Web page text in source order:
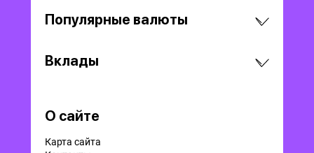
Популярные валюты
Вклады
О сайте
Карта сайта